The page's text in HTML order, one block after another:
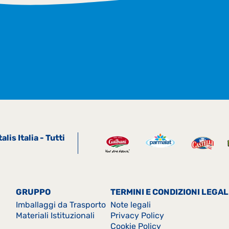
Italia - Tutti
GRUPPO
Imballaggi da Trasporto
Materiali Istituzionali
TERMINI E CONDIZIONI
Note legali
Privacy Policy
Cookie Policy